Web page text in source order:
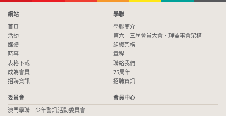
網站
首頁
活動
媒體
時事
表格下載
成為會員
招聘資訊
學聯
學聯簡介
第六十三屆會員大會、理監事會架構
組織架構
章程
聯絡我們
75周年
招聘資訊
委員會
澳門學聯－少年警訊活動委員會
會員中心